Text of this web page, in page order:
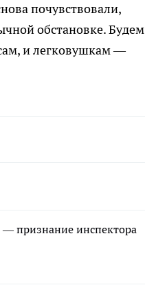
почувствовали,
обстановке. Будем
и легковушкам —
— признание инспектора